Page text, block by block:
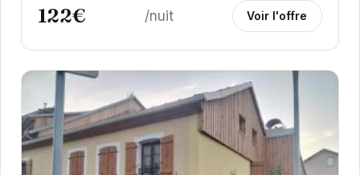
122€ /nuit Voir l'offre